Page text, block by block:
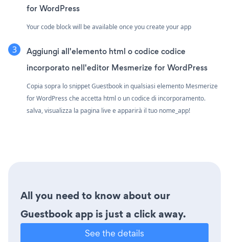
for WordPress
Your code block will be available once you create your app
Aggiungi all'elemento html o codice codice
incorporato nell'editor Mesmerize for WordPress
Copia sopra lo snippet Guestbook in qualsiasi elemento Mesmerize
for WordPress che accetta html o un codice di incorporamento.
salva, visualizza la pagina live e apparirà il tuo nome_app!
All you need to know about our
Guestbook app is just a click away.
See the details